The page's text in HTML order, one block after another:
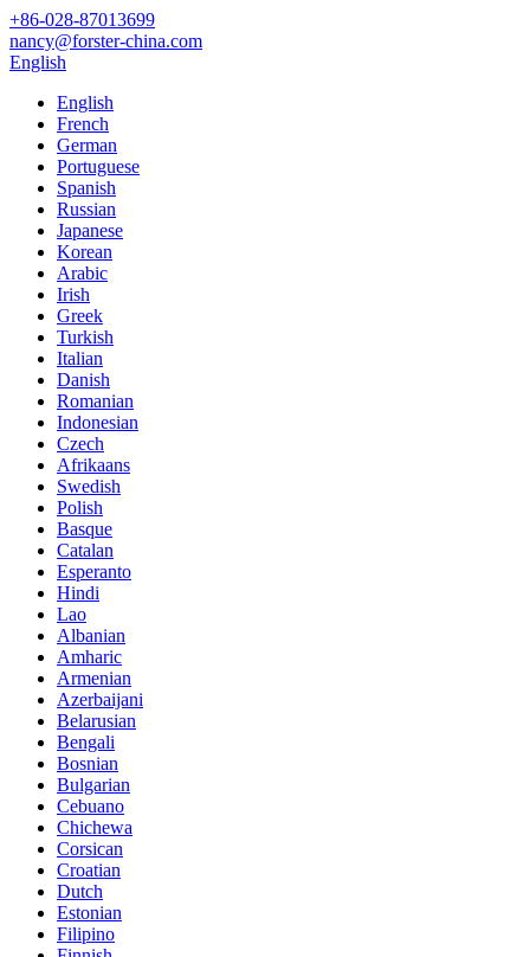
+86-028-87013699
nancy@forster-china.com
English
English
French
German
Portuguese
Spanish
Russian
Japanese
Korean
Arabic
Irish
Greek
Turkish
Italian
Danish
Romanian
Indonesian
Czech
Afrikaans
Swedish
Polish
Basque
Catalan
Esperanto
Hindi
Lao
Albanian
Amharic
Armenian
Azerbaijani
Belarusian
Bengali
Bosnian
Bulgarian
Cebuano
Chichewa
Corsican
Croatian
Dutch
Estonian
Filipino